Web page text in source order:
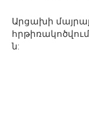
Արցախի
ն: